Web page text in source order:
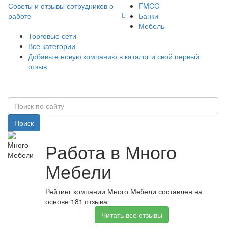
Советы и отзывы сотрудников о
работе
FMCG
Банки
Мебель
Торговые сети
Все категории
Добавьте новую компанию в каталог и свой первый
отзыв
Поиск
Работа в Много
Мебели
Рейтинг компании Много Мебели составлен на
основе 181 отзыва
Читать все отзывы